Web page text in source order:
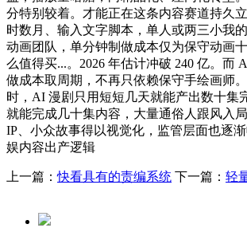
分特别较着。才能正在这条内容赛道持久
时数月、输入文字脚本，单人或两三小我
动画团队，单分钟制做成本仅为保守动画
么值得买...。2026 年估计冲破 240 亿。而
做成本取周期，不再只依赖保守手绘画师
时，AI 漫剧只用短短几天就能产出数十集
就能完成几十集内容，大量通俗人跟风入
IP、小众故事得以视觉化，监管层面也逐
娱内容出产逻辑
上一篇：快看具有的责编系统 下一篇： 轻